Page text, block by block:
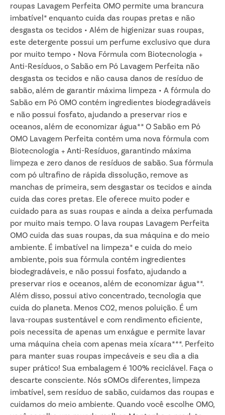
roupas Lavagem Perfeita OMO permite uma brancura
imbatível* enquanto cuida das roupas pretas e não
desgasta os tecidos • Além de higienizar suas roupas,
este detergente possui um perfume exclusivo que dura
por muito tempo • Nova Fórmula com Biotecnologia +
Anti-Resíduos, o Sabão em Pó Lavagem Perfeita não
desgasta os tecidos e não causa danos de resíduo de
sabão, além de garantir máxima limpeza • A fórmula do
Sabão em Pó OMO contém ingredientes biodegradáveis
e não possui fosfato, ajudando a preservar rios e
oceanos, além de economizar água** O Sabão em Pó
OMO Lavagem Perfeita contém uma nova fórmula com
Biotecnologia + Anti-Resíduos, garantindo máxima
limpeza e zero danos de resíduos de sabão. Sua fórmula
com pó ultrafino de rápida dissolução, remove as
manchas de primeira, sem desgastar os tecidos e ainda
cuida das cores pretas. Ele oferece muito poder e
cuidado para as suas roupas e ainda a deixa perfumada
por muito mais tempo. O lava roupas Lavagem Perfeita
OMO cuida das suas roupas, da sua máquina e do meio
ambiente. É imbatível na limpeza* e cuida do meio
ambiente, pois sua fórmula contém ingredientes
biodegradáveis, e não possui fosfato, ajudando a
preservar rios e oceanos, além de economizar água**.
Além disso, possui ativo concentrado, tecnologia que
cuida do planeta. Menos CO2, menos poluição. É um
lava-roupas sustentável e com rendimento eficiente,
pois necessita de apenas um enxágue e permite lavar
uma máquina cheia com apenas meia xícara***. Perfeito
para manter suas roupas impecáveis e seu dia a dia
super prático! Sua embalagem é 100% reciclável. Faça o
descarte consciente. Nós sOMOs diferentes, limpeza
imbatível, sem resíduo de sabão, cuidamos das roupas e
cuidamos do meio ambiente. Quando você escolhe OMO,